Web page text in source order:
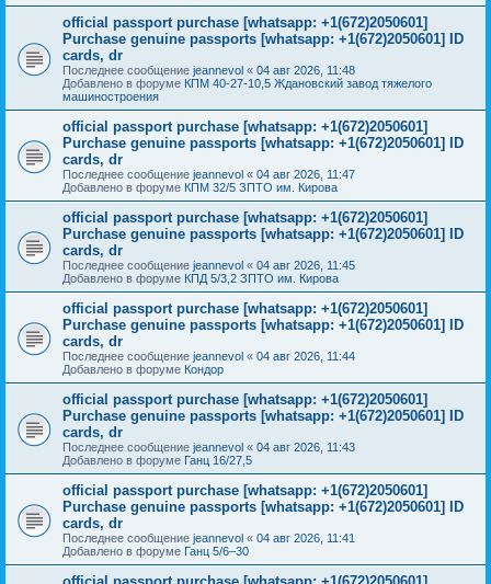
official passport purchase [whatsapp: +1(672)2050601]
Purchase genuine passports [whatsapp: +1(672)2050601] ID
cards, dr
Последнее сообщение jeannevol « 04 авг 2026, 11:48
Добавлено в форуме КПМ 40-27-10,5 Ждановский завод тяжелого
машиностроения
official passport purchase [whatsapp: +1(672)2050601]
Purchase genuine passports [whatsapp: +1(672)2050601] ID
cards, dr
Последнее сообщение jeannevol « 04 авг 2026, 11:47
Добавлено в форуме КПМ 32/5 ЗПТО им. Кирова
official passport purchase [whatsapp: +1(672)2050601]
Purchase genuine passports [whatsapp: +1(672)2050601] ID
cards, dr
Последнее сообщение jeannevol « 04 авг 2026, 11:45
Добавлено в форуме КПД 5/3,2 ЗПТО им. Кирова
official passport purchase [whatsapp: +1(672)2050601]
Purchase genuine passports [whatsapp: +1(672)2050601] ID
cards, dr
Последнее сообщение jeannevol « 04 авг 2026, 11:44
Добавлено в форуме Кондор
official passport purchase [whatsapp: +1(672)2050601]
Purchase genuine passports [whatsapp: +1(672)2050601] ID
cards, dr
Последнее сообщение jeannevol « 04 авг 2026, 11:43
Добавлено в форуме Ганц 16/27,5
official passport purchase [whatsapp: +1(672)2050601]
Purchase genuine passports [whatsapp: +1(672)2050601] ID
cards, dr
Последнее сообщение jeannevol « 04 авг 2026, 11:41
Добавлено в форуме Ганц 5/6–30
official passport purchase [whatsapp: +1(672)2050601]